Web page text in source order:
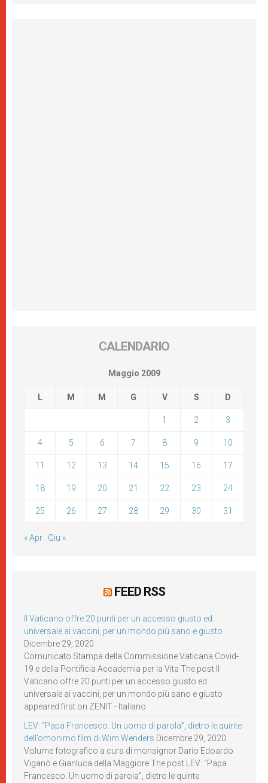
CALENDARIO
Maggio 2009
L M M G V S D
1 2 3
4 5 6 7 8 9 10
11 12 13 14 15 16 17
18 19 20 21 22 23 24
25 26 27 28 29 30 31
« Apr Giu »
FEED RSS
Il Vaticano offre 20 punti per un accesso giusto ed
universale ai vaccini, per un mondo più sano e giusto
Dicembre 29, 2020
Comunicato Stampa della Commissione Vaticana Covid-
19 e della Pontificia Accademia per la Vita The post Il
Vaticano offre 20 punti per un accesso giusto ed
universale ai vaccini, per un mondo più sano e giusto
appeared first on ZENIT - Italiano.
LEV: “Papa Francesco. Un uomo di parola”, dietro le quinte
dell’omonimo film di Wim Wenders Dicembre 29, 2020
Volume fotografico a cura di monsignor Dario Edoardo
Viganò e Gianluca della Maggiore The post LEV: “Papa
Francesco. Un uomo di parola”, dietro le quinte